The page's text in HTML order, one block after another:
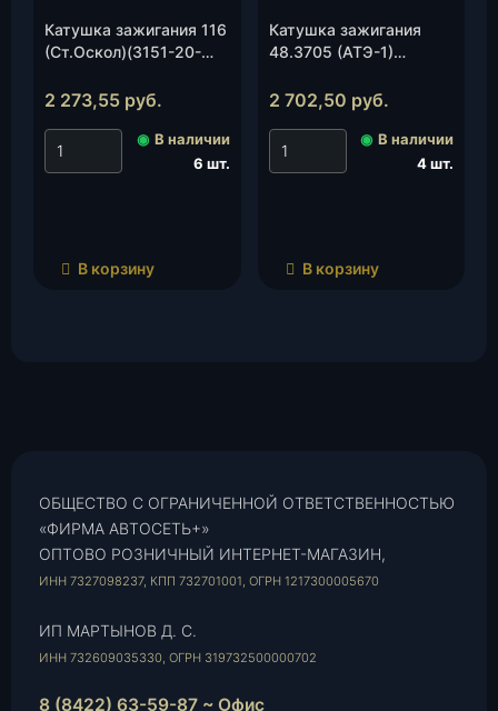
Катушка зажигания 116
(Ст.Оскол)(3151-20-
шт.
2 273,55 руб.
◉ В наличии
6 шт.
В корзину
Катушка зажигания
48.3705 (АТЭ-1)
Бизнес с дв.УМЗ-4216),
2 702,50 руб.
◉ В наличии
4 шт.
В корзину
ОБЩЕСТВО С ОГРАНИЧЕННОЙ ОТВЕТСТВЕННОСТЬЮ
«ФИРМА АВТОСЕТЬ+»
ОПТОВО РОЗНИЧНЫЙ ИНТЕРНЕТ-МАГАЗИН,
ИНН 7327098237, КПП 732701001, ОГРН 1217300005670
ИП МАРТЫНОВ Д. С.
ИНН 732609035330, ОГРН 319732500000702
8 (8422) 63-59-87 ~ Офис